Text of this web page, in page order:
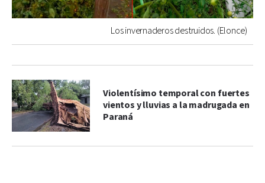
Los invernaderos destruidos. (Elonce)
Violentísimo temporal con fuertes
vientos y lluvias a la madrugada en
Paraná